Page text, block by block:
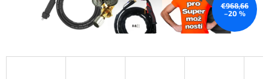
€968,66
–20 %